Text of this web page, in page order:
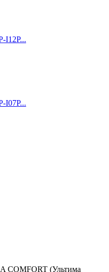
I12P...
I07P...
COMFORT (Ультима